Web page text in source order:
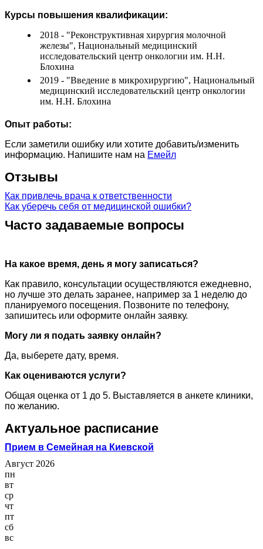
Курсы повышения квалификации:
2018 - "Реконструктивная хирургия молочной
железы", Национальный медицинский
исследовательский центр онкологии им. Н.Н.
Блохина
2019 - "Введение в микрохирургию", Национальный
медицинский исследовательский центр онкологии
им. Н.Н. Блохина
Опыт работы:
Если заметили ошибку или хотите добавить/изменить
информацию. Напишите нам на Емейл
Отзывы
Как привлечь врача к ответственности
Как уберечь себя от медицинской ошибки?
Часто задаваемые вопросы
На какое время, день я могу записаться?
Как правило, консультации осуществляются ежедневно,
но лучше это делать заранее, например за 1 неделю до
планируемого посещения. Позвоните по телефону,
запишитесь или оформите онлайн заявку.
Могу ли я подать заявку онлайн?
Да, выберете дату, время.
Как оцениваются услуги?
Общая оценка от 1 до 5. Выставляется в анкете клиники,
по желанию.
Актуальное расписание
Прием в Семейная на Киевской
Август 2026
пн
вт
ср
чт
пт
сб
вс